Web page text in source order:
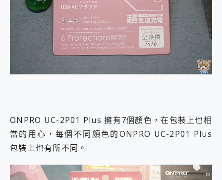
ONPRO UC-2P01 Plus 擁有7個顏色，在包裝上也相
當的用心，每個不同顏色的ONPRO UC-2P01 Plus
包裝上也有所不同。